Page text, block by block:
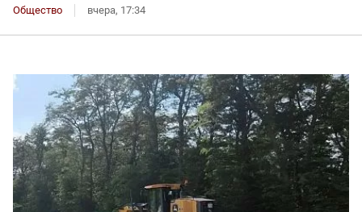
Общество вчера, 17:34